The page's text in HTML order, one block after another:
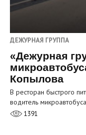
ДЕЖУРНАЯ ГРУППА
«Дежурная
Копылова
В ресторан быстрого
водитель
1391